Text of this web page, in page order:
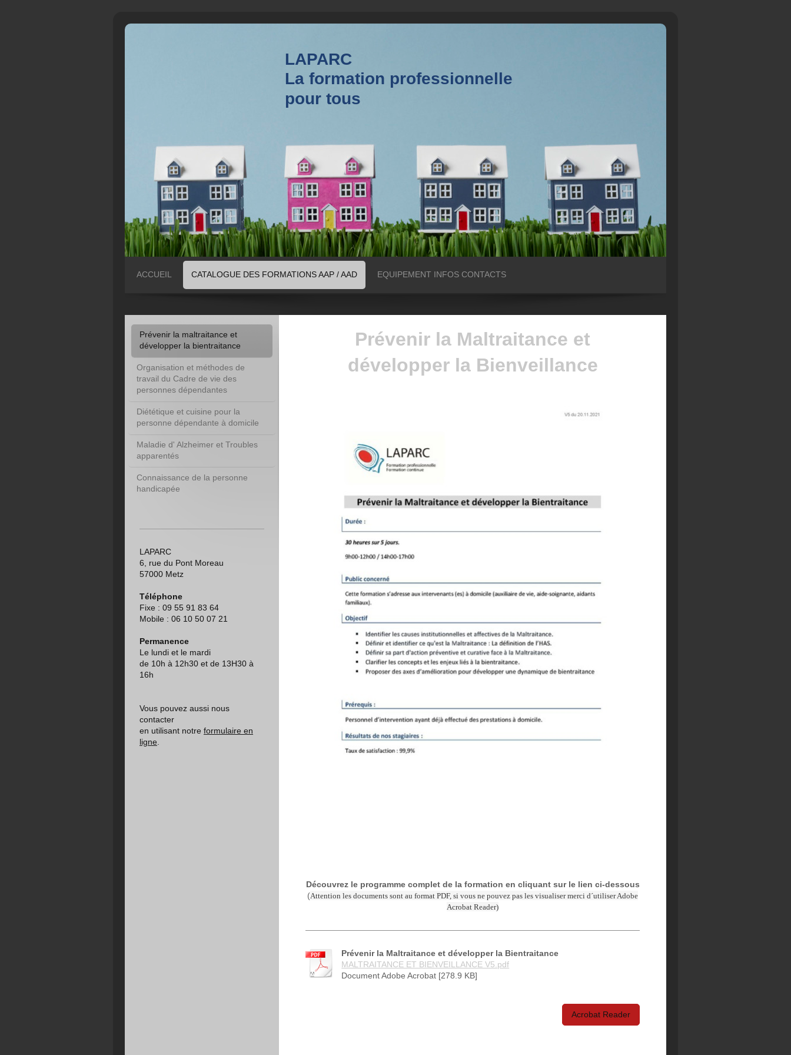
LAPARC
La formation professionnelle
pour tous
ACCUEIL CATALOGUE DES FORMATIONS AAP / AAD EQUIPEMENT INFOS CONTACTS
Prévenir la Maltraitance et
développer la Bienveillance
Découvrez le programme complet de la formation en cliquant sur le lien ci-dessous
(Attention les documents sont au format PDF, si vous ne pouvez pas les visualiser merci d´utiliser Adobe
Acrobat Reader)
Prévenir la Maltraitance et développer la Bientraitance
MALTRAITANCE ET BIENVEILLANCE V5.pdf
Document Adobe Acrobat [278.9 KB]
Acrobat Reader
Prévenir la maltraitance et
développer la bientraitance
Organisation et méthodes de
travail du Cadre de vie des
personnes dépendantes
Diététique et cuisine pour la
personne dépendante à domicile
Maladie d' Alzheimer et Troubles
apparentés
Connaissance de la personne
handicapée
LAPARC
6, rue du Pont Moreau
57000 Metz
Téléphone
Fixe : 09 55 91 83 64
Mobile : 06 10 50 07 21
Permanence
Le lundi et le mardi
de 10h à 12h30 et de 13H30 à
16h
Vous pouvez aussi nous
contacter
en utilisant notre formulaire en
ligne